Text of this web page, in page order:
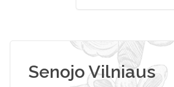
Senojo Vilniaus